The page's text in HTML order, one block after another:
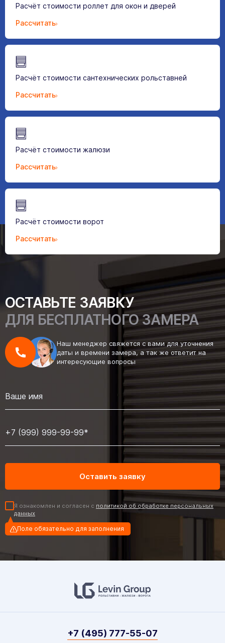
Расчёт стоимости роллет для окон и дверей
Рассчитать
Расчёт стоимости сантехнических рольставней
Рассчитать
Расчёт стоимости жалюзи
Рассчитать
Расчёт стоимости ворот
Рассчитать
ОСТАВЬТЕ ЗАЯВКУ
ДЛЯ БЕСПЛАТНОГО ЗАМЕРА
Наш менеджер свяжется с вами для уточнения
даты и времени замера, а так же ответит на
интересующие вопросы
Я ознакомлен и согласен с политикой об обработке персональных
данных
Поле обязательно для заполнения
+7 (495) 777-55-07